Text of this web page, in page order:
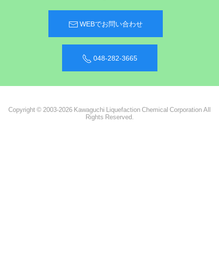
WEBでお問い合わせ
048-282-3665
Copyright © 2003-2026 Kawaguchi Liquefaction Chemical Corporation All
Rights Reserved.